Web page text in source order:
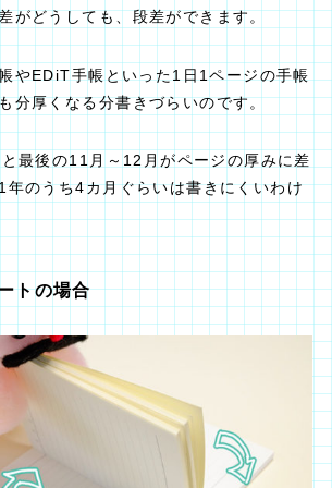
がどうしても、段差ができます。
やEDiT手帳といった1日1ページの手帳
分厚くなる分書きづらいのです。
最後の11月～12月がページの厚みに差
年のうち4カ月ぐらいは書きにくいわけ
トの場合